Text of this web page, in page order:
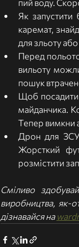
пий воду.
Як запустити
каремат,
для зльоту
Перед
вильоту
пошук
Щоб посадити
майданчика.
Тепер вимкни
Дрон для ЗСУ
Жорсткий
розмістити
Сміливо
виробництва,
дізнавайся на